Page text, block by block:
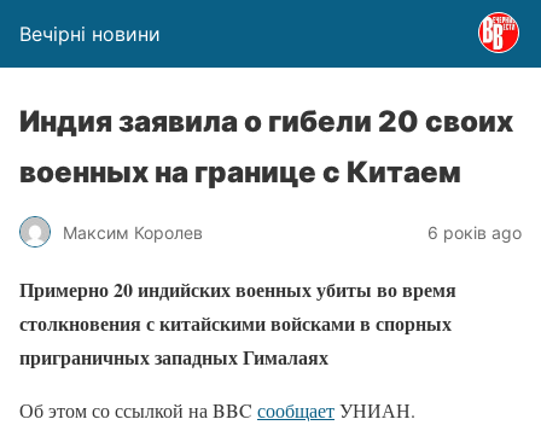
Вечірні новини
Индия заявила о гибели 20 своих
военных на границе с Китаем
Максим Королев 6 років ago
Примерно 20 индийских военных убиты во время
столкновения с китайскими войсками в спорных
приграничных западных Гималаях
Об этом со ссылкой на BBC сообщаетУНИАН.